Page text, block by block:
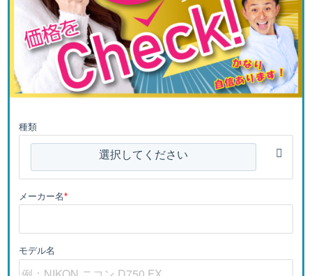
種類
選択してください
メーカー名*
モデル名